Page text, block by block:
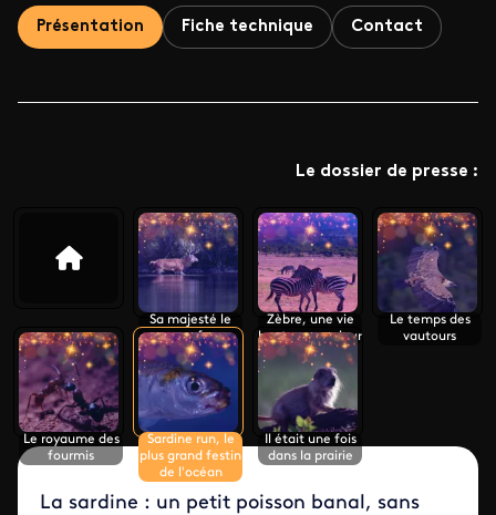
Présentation Fiche technique Contact
Le dossier de presse :
Sa majesté le
cerf
Zèbre, une vie
haute en couleur
Le temps des
vautours
Le royaume des
fourmis
Sardine run, le
plus grand festin
de l'océan
Il était une fois
dans la prairie
La sardine : un petit poisson banal, sans